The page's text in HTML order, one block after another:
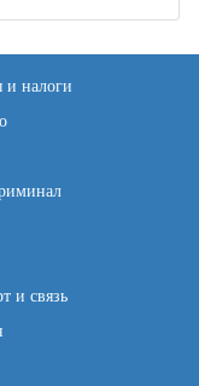
налоги
и связь